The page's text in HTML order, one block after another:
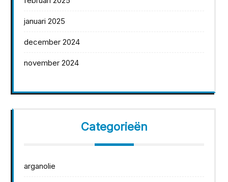
januari 2025
december 2024
november 2024
Categorieën
arganolie